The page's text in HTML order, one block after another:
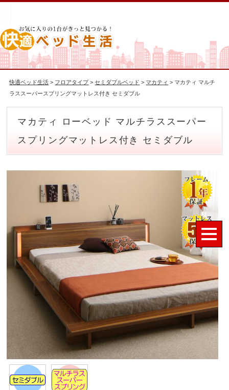
快適ベッド生活 > フロアタイプ >セミダブルベッド > マカティ > マカティ マルチ
ラススーパースプリングマットレス付き セミダブル
マカティ ローベッド マルチラススーパー
スプリングマットレス付き セミダブル